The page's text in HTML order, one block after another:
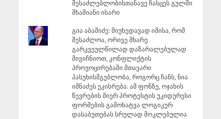
შესაძლებლობისთანავე ჩასცეს გულში
შხამიანი ისარი
გია აბაშიძე: მიუხედავად იმისა, რომ
შესაძლოა, ორივე მხარე
გარკვეულწილად დაზარალებულად
მივიჩნიოთ, კონფლიქტის
პროვოცირებაში მთავარი
პასუხისმგებლობა, როგორც ჩანს, ნია
იმნაძეს ეკისრება. ამ ფონზე, ოჯახის
წევრების მიერ პროტესტის უკიდურესი
ფორმების გამოხატვა ლოგიკურ
დასაბუთებას სრულად მოკლებულია